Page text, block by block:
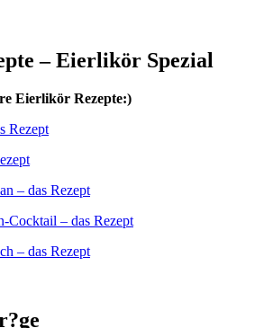
– Eierlikör Spezial
Eierlikör Rezepte:)
Rezept
– das Rezept
Cocktail – das Rezept
– das Rezept